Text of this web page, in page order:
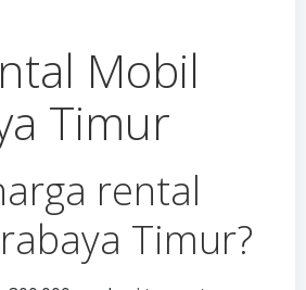
Mobil
Timur
rental
Timur?